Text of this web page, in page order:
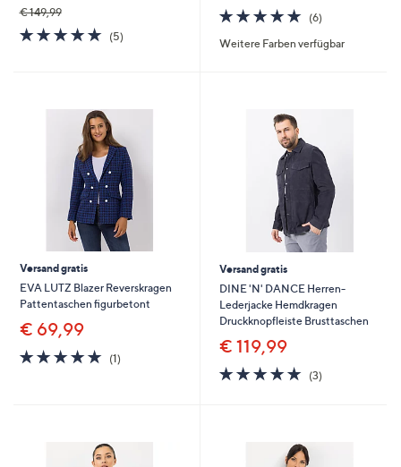
€ 149,99
5.0
von
(5)
5.0
von
5
(6)
Weitere Farben verfügbar
Versand gratis
EVA LUTZ Blazer Reverskragen
Pattentaschen figurbetont
€ 69,99
5.0
von
(1)
Versand gratis
DINE 'N' DANCE Herren-
Lederjacke Hemdkragen
Druckknopfleiste Brusttaschen
€ 119,99
5.0
von
(3)